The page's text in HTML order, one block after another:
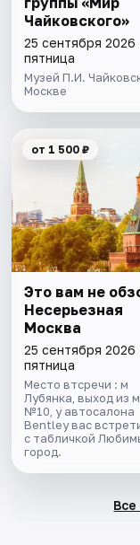
Чайковского»
25 сентября 2026
пятница
Музей П.И.
Москве
от 1 500 ₽
Это вам не
Несерьезная
Москва
25 сентября 2026
пятница
Место втсречи : м
Лубянка, выход из
№10, у автосалона
Bentley вас
с табличкой
город.
Все